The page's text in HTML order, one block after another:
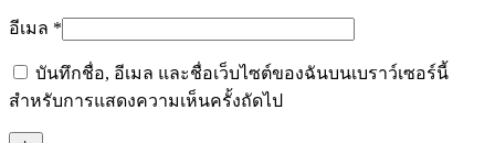
อีเมล *
บันทึกชื่อ, อีเมล และชื่อเว็บไซต์ของฉันบนเบราว์เซอร์นี้
สำหรับการแสดงความเห็นครั้งถัดไป